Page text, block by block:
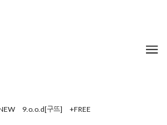
9.o.o.d[구뜨] +FREE